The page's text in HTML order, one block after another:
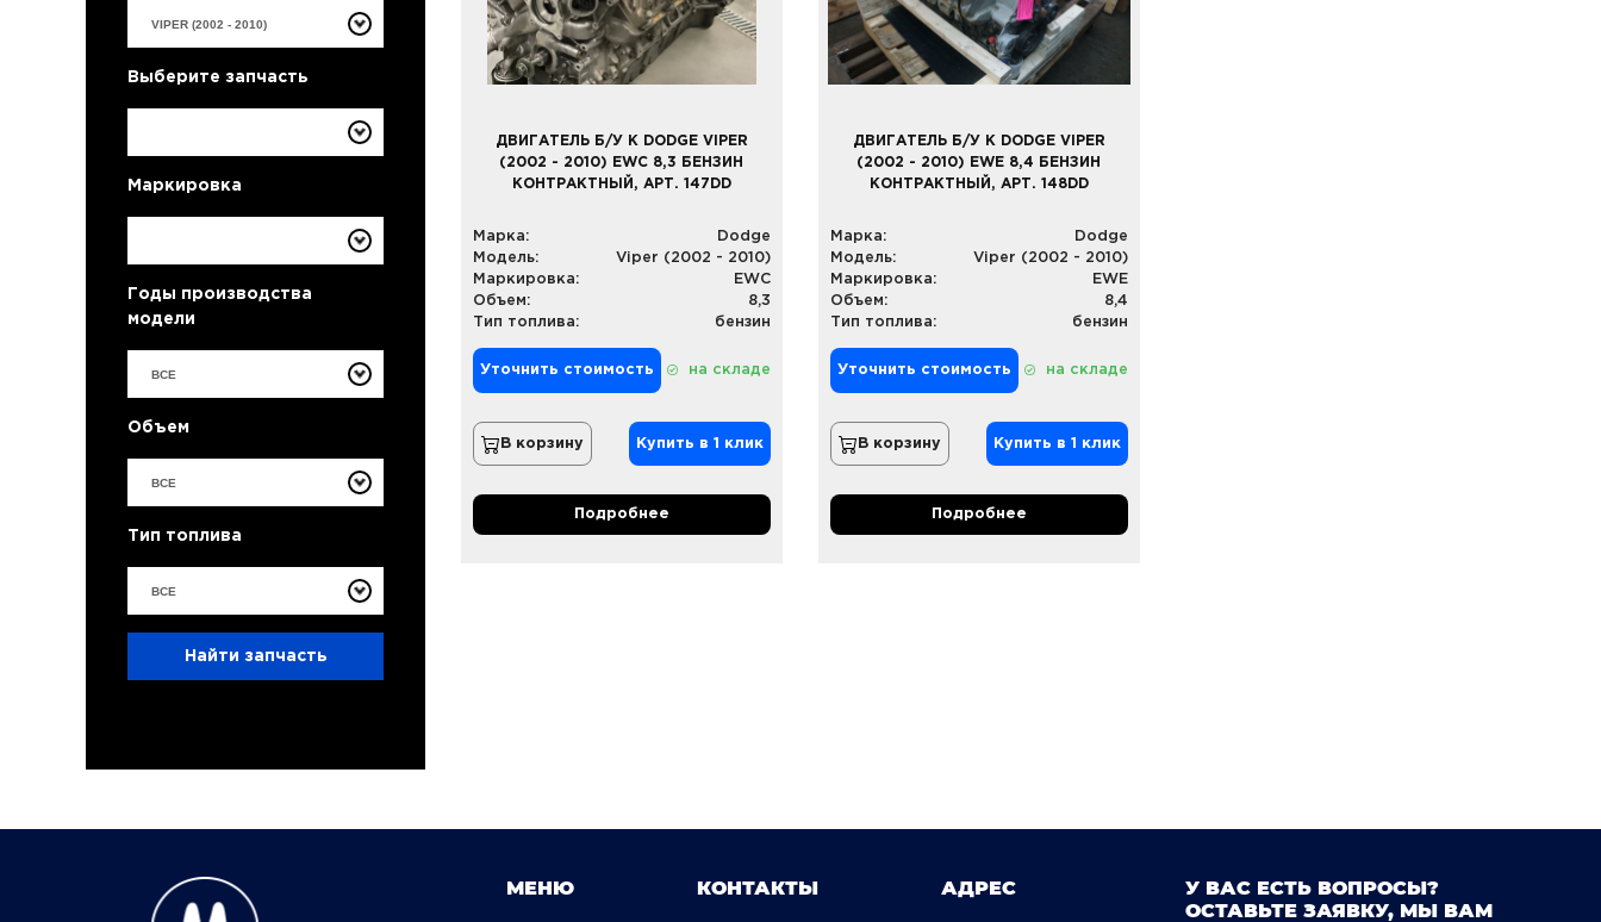
Выберите запчасть
Маркировка
Годы производства
модели
ВСЕ
Объем
ВСЕ
Тип топлива
ВСЕ
Найти запчасть
ДВИГАТЕЛЬ Б/У К DODGE VIPER
(2002 - 2010) EWC 8,3 БЕНЗИН
КОНТРАКТНЫЙ, АРТ. 147DD
Марка:
Dodge
Модель:
Viper (2002 - 2010)
Маркировка:
EWC
Объем:
8,3
Тип топлива:
бензин
Уточнить стоимость на складе
В корзину Купить в 1 клик
Подробнее
ДВИГАТЕЛЬ Б/У К DODGE VIPER
(2002 - 2010) EWE 8,4 БЕНЗИН
КОНТРАКТНЫЙ, АРТ. 148DD
Марка:
Dodge
Модель:
Viper (2002 - 2010)
Маркировка:
EWE
Объем:
8,4
Тип топлива:
бензин
Уточнить стоимость на складе
В корзину Купить в 1 клик
Подробнее
МЕНЮ КОНТАКТЫ АДРЕС
У ВАС ЕСТЬ ВОПРОСЫ?
ОСТАВЬТЕ ЗАЯВКУ, МЫ ВАМ